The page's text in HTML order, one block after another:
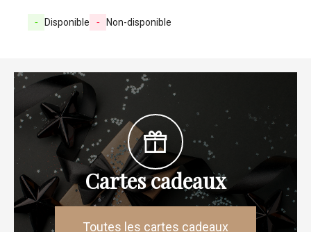
- Disponible - Non-disponible
Cartes cadeaux
Toutes les cartes cadeaux